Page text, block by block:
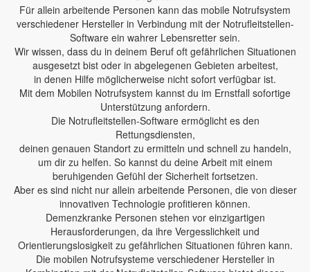
Für allein arbeitende Personen kann das mobile Notrufsystem
verschiedener Hersteller in Verbindung mit der Notrufleitstellen-
Software ein wahrer Lebensretter sein.
Wir wissen, dass du in deinem Beruf oft gefährlichen Situationen
ausgesetzt bist oder in abgelegenen Gebieten arbeitest,
in denen Hilfe möglicherweise nicht sofort verfügbar ist.
Mit dem Mobilen Notrufsystem kannst du im Ernstfall sofortige
Unterstützung anfordern.
Die Notrufleitstellen-Software ermöglicht es den
Rettungsdiensten,
deinen genauen Standort zu ermitteln und schnell zu handeln,
um dir zu helfen. So kannst du deine Arbeit mit einem
beruhigenden Gefühl der Sicherheit fortsetzen.
Aber es sind nicht nur allein arbeitende Personen, die von dieser
innovativen Technologie profitieren können.
Demenzkranke Personen stehen vor einzigartigen
Herausforderungen, da ihre Vergesslichkeit und
Orientierungslosigkeit zu gefährlichen Situationen führen kann.
Die mobilen Notrufsysteme verschiedener Hersteller in